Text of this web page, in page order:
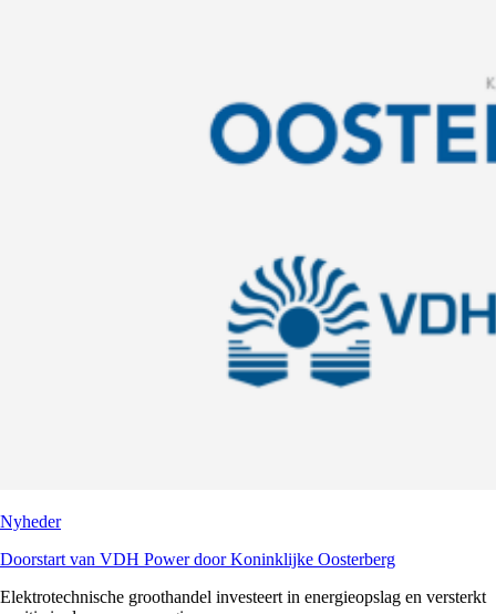
Nyheder
Doorstart van VDH Power door Koninklijke Oosterberg
Elektrotechnische groothandel investeert in energieopslag en versterkt